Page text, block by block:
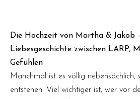
Die Hochzeit von Martha & Jakob
Liebesgeschichte zwischen LARP,
Gefühlen
Manchmal ist es völlig nebensächlich,
entstehen. Viel wichtiger ist, wer vor